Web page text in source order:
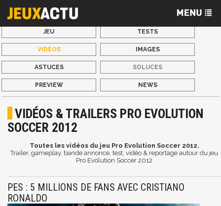
JEU TESTS
VIDÉOS IMAGES
ASTUCES SOLUCES
PREVIEW NEWS
VIDÉOS & TRAILERS PRO EVOLUTION
SOCCER 2012
Toutes les vidéos du jeu Pro Evolution Soccer 2012.
Trailer, gameplay, bande annonce, test, vidéo & reportage autour du jeu
Pro Evolution Soccer 2012
PES : 5 MILLIONS DE FANS AVEC CRISTIANO
RONALDO